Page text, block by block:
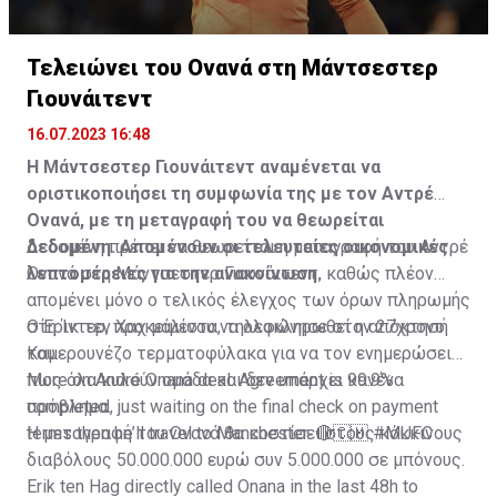
Τελειώνει του Ονανά στη Μάντσεστερ
Γιουνάιτεντ
16.07.2023 16:48
Η Μάντσεστερ Γιουνάιτεντ αναμένεται να
οριστικοποιήσει τη συμφωνία της με τον Αντρέ
Ονανά, με τη μεταγραφή του να θεωρείται
δεδομένη. Απομένουν οι τελευταίες οικονομικές
λεπτομέρειες για την ανακοίνωση.
Δεδομένη πρέπει να θεωρείται η μεταγραφή του Αντρέ
Ονανά στη Μάντσεστερ Γιουνάιτεντ, καθώς πλέον
απομένει μόνο ο τελικός έλεγχος των όρων πληρωμής
στη Ίντερ, προκειμένου να ολοκληρωθεί η απόκτησή
του.
Ο Έρικ τεν Χαχ μάλιστα, τηλεφώνησε στον 27χρονο
Καμερουνέζο τερματοφύλακα για να τον ενημερώσει
πως όλα κυλούν ομάδα και δεν υπάρχει κανένα
πρόβλημα.
More on André Onana deal. Agreement is 99.9%
completed, just waiting on the final check on payment
terms then he’ll travel to Manchester. 🔴🇨🇲#MUFC
Erik ten Hag directly called Onana in the last 48h to
Η μεταγραφή του Ονανά θα κοστίσει στους κόκκινους
διαβόλους 50.000.000 ευρώ συν 5.000.000 σε μπόνους.